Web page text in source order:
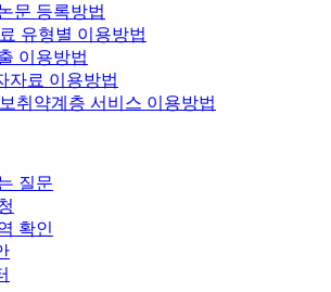
문 등록방법
유형별 이용방법
이용방법
자료 이용방법
취약계층 서비스 이용방법
질문
확인